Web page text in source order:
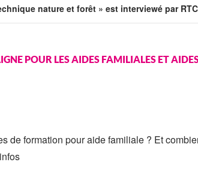
nature et forêt » est interviewé par
POUR LES AIDES FAMILIALES ET
de formation pour aide familiale ? Et